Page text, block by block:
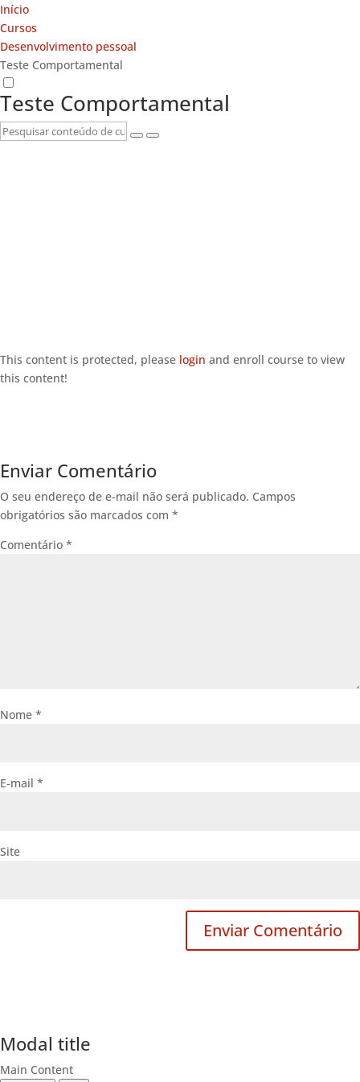
Início
Cursos
Desenvolvimento pessoal
Teste Comportamental
Teste Comportamental
This content is protected, please login and enroll course to view
this content!
Enviar Comentário
O seu endereço de e-mail não será publicado. Campos
obrigatórios são marcados com *
Comentário *
Nome *
E-mail *
Site
Modal title
Main Content